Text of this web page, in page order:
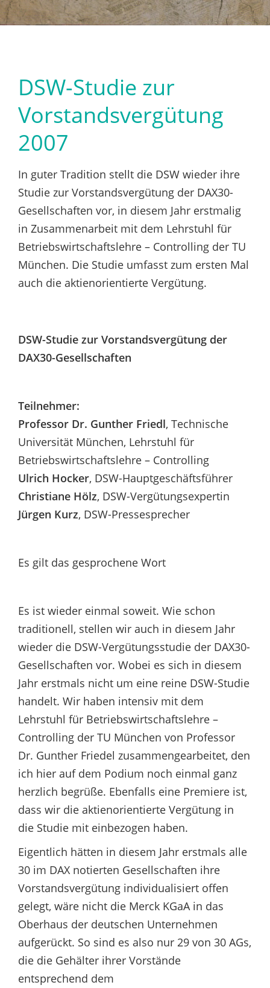
DSW-Studie zur
Vorstandsvergütung
2007
In guter Tradition stellt die DSW wieder ihre
Studie zur Vorstandsvergütung der DAX30-
Gesellschaften vor, in diesem Jahr erstmalig
in Zusammenarbeit mit dem Lehrstuhl für
Betriebswirtschaftslehre – Controlling der TU
München. Die Studie umfasst zum ersten Mal
auch die aktienorientierte Vergütung.
DSW-Studie zur Vorstandsvergütung der
DAX30-Gesellschaften
Teilnehmer:
Professor Dr. Gunther Friedl, Technische
Universität München, Lehrstuhl für
Betriebswirtschaftslehre – Controlling
Ulrich Hocker, DSW-Hauptgeschäftsführer
Christiane Hölz, DSW-Vergütungsexpertin
Jürgen Kurz, DSW-Pressesprecher
Es gilt das gesprochene Wort
Es ist wieder einmal soweit. Wie schon
traditionell, stellen wir auch in diesem Jahr
wieder die DSW-Vergütungsstudie der DAX30-
Gesellschaften vor. Wobei es sich in diesem
Jahr erstmals nicht um eine reine DSW-Studie
handelt. Wir haben intensiv mit dem
Lehrstuhl für Betriebswirtschaftslehre –
Controlling der TU München von Professor
Dr. Gunther Friedel zusammengearbeitet, den
ich hier auf dem Podium noch einmal ganz
herzlich begrüße. Ebenfalls eine Premiere ist,
dass wir die aktienorientierte Vergütung in
die Studie mit einbezogen haben.
Eigentlich hätten in diesem Jahr erstmals alle
30 im DAX notierten Gesellschaften ihre
Vorstandsvergütung individualisiert offen
gelegt, wäre nicht die Merck KGaA in das
Oberhaus der deutschen Unternehmen
aufgerückt. So sind es also nur 29 von 30 AGs,
die die Gehälter ihrer Vorstände
entsprechend dem